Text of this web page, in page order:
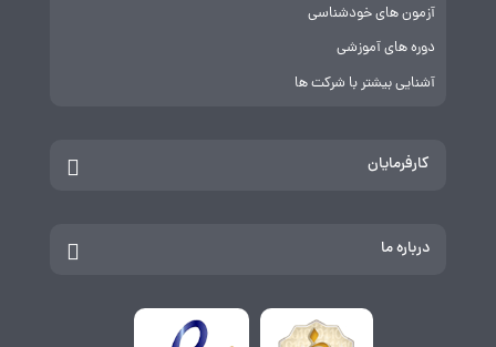
آزمون های خودشناسی
دوره های آموزشی
آشنایی بیشتر با شرکت ها
کارفرمایان
درباره ما